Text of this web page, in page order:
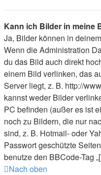
Kann ich Bilder in meine
Ja, Bilder können in
Wenn die Administration
du das Bild auch direkt
einem Bild verlinken, das
Server liegt, z. B. http://
kannst weder Bilder
PC befinden (außer es ist
noch zu Bildern, die nur
sind, z. B. Hotmail- oder
Passwort geschützte
benutze den BBCode-Tag
Nach oben